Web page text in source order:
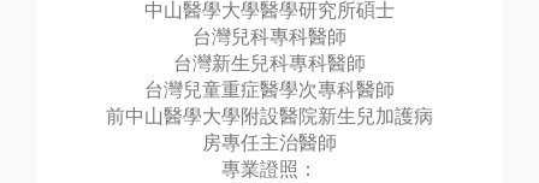
中山醫學大學醫學研究所碩士
台灣兒科專科醫師
台灣新生兒科專科醫師
台灣兒童重症醫學次專科醫師
前中山醫學大學附設醫院新生兒加護病
房專任主治醫師
專業證照：